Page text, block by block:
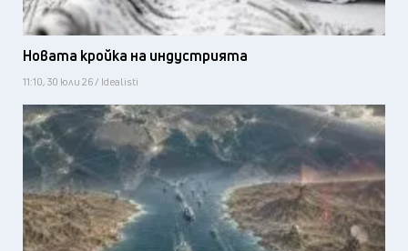
Новата кройка на индустрията
11:10, 30 юли 26 / Idealisti